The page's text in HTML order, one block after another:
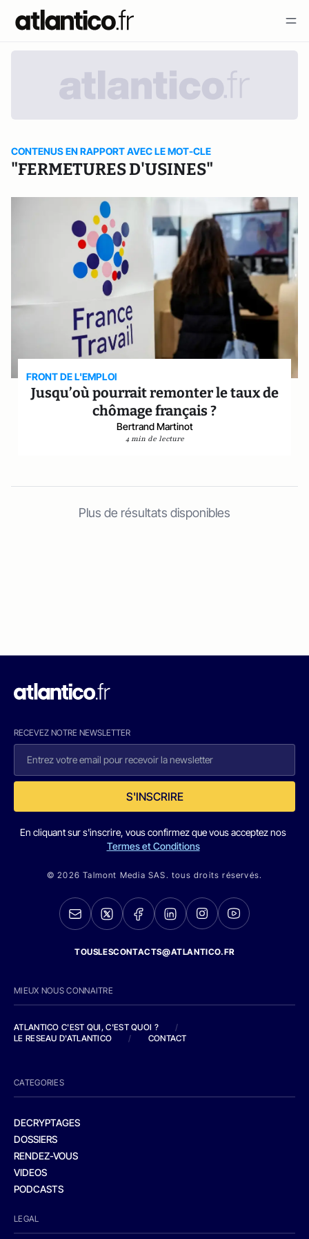
CONTENUS EN RAPPORT AVEC LE MOT-CLE
"FERMETURES D'USINES"
FRONT DE L'EMPLOI
Jusqu’où pourrait remonter le taux de
chômage français ?
Bertrand Martinot
4 min de lecture
Plus de résultats disponibles
RECEVEZ NOTRE NEWSLETTER
S'INSCRIRE
En cliquant sur s'inscrire, vous confirmez que vous acceptez nos
Termes et Conditions
© 2026 Talmont Media SAS. tous droits réservés.
TOUSLESCONTACTS@ATLANTICO.FR
MIEUX NOUS CONNAITRE
ATLANTICO C'EST QUI, C'EST QUOI ?
/
LE RESEAU D'ATLANTICO
/ CONTACT
CATEGORIES
DECRYPTAGES
DOSSIERS
RENDEZ-VOUS
VIDEOS
PODCASTS
LEGAL